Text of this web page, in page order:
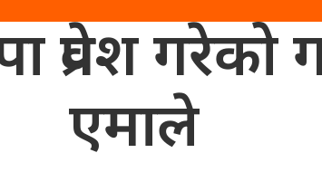
गरेको
एमाले